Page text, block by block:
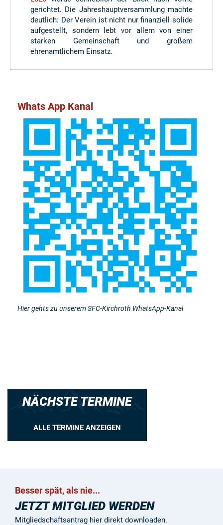
gerichtet. Die Jahreshauptversammlung machte
deutlich: Der Verein ist nicht nur finanziell solide
aufgestellt, sondern lebt vor allem von einer
starken Gemeinschaft und großem
ehrenamtlichem Einsatz.
Whats App Kanal
Hier gehts zu unserem SFC-Kirchroth WhatsApp-Kanal
NÄCHSTE TERMINE
ALLE TERMINE ANZEIGEN
Besser spät, als nie...
JETZT MITGLIED WERDEN
Mitgliedschaftsantrag hier direkt downloaden.